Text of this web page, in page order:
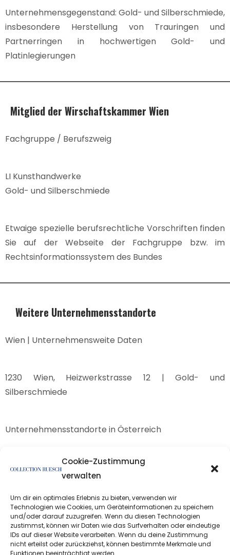
Cookie-Zustimmung
verwalten
Um dir ein optimales Erlebnis zu bieten, verwenden wir
Technologien wie Cookies, um Geräteinformationen zu speichern
und/oder darauf zuzugreifen. Wenn du diesen Technologien
zustimmst, können wir Daten wie das Surfverhalten oder eindeutige
IDs auf dieser Website verarbeiten. Wenn du deine Zustimmung
nicht erteilst oder zurückziehst, können bestimmte Merkmale und
Funktionen beeinträchtigt werden.
Unternehmensgegenstand: Gold- und Silberschmiede,
insbesondere Herstellung von Trauringen und
Partnerringen in hochwertigen Gold- und
Platinlegierungen
Mitglied der Wirschaftskammer Wien
Fachgruppe / Berufszweig
LI Kunsthandwerke
Gold- und Silberschmiede
Etwaige spezielle berufsrechtliche Vorschriften finden
Sie auf der Webseite der Fachgruppe bzw. im
Rechtsinformationssystem des Bundes
Weitere Unternehmensstandorte
Wien | Unternehmensweite Daten
1230 Wien, Heizwerkstrasse 12 | Gold- und
Silberschmiede
Unternehmensstandorte in Österreich
Wien